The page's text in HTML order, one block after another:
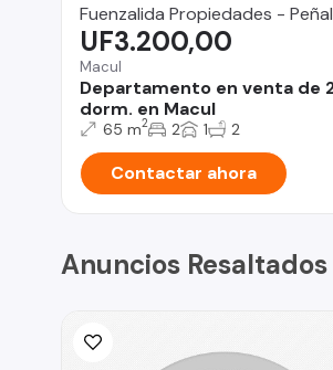
Fuenzalida Propiedades -
Macul
Departamento en venta de
dorm. en Macul
UF3.200,00
65 m2 2 1 2
Contactar ahora
Anuncios